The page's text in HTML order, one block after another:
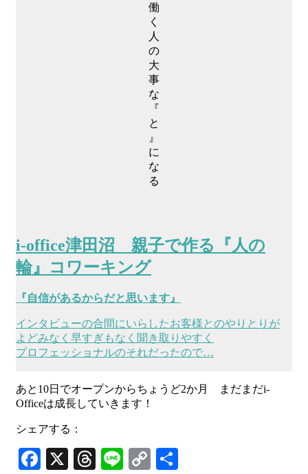
働
く
人
の
大
事
な
『
と
』
に
な
る
i-office津田沼 親子で作る『人の
輪』コワーキング
『自信があるからだと思います』
インタビューの合間にいらしたお客様とのやりとりが
よどみなく早すぎもなく聞き取りやすく
プロフェッショナルのそれだったので…
あと10日でオープンからちょうど2か月 まだまだi-
Officeは成長していきます！
シェアする：
Facebook
X Threads
LineCopy